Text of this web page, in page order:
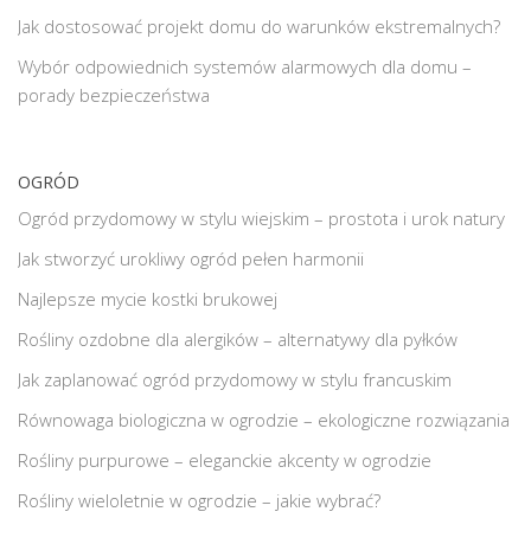
Jak dostosować projekt domu do warunków ekstremalnych?
Wybór odpowiednich systemów alarmowych dla domu –
porady bezpieczeństwa
OGRÓD
Ogród przydomowy w stylu wiejskim – prostota i urok natury
Jak stworzyć urokliwy ogród pełen harmonii
Najlepsze mycie kostki brukowej
Rośliny ozdobne dla alergików – alternatywy dla pyłków
Jak zaplanować ogród przydomowy w stylu francuskim
Równowaga biologiczna w ogrodzie – ekologiczne rozwiązania
Rośliny purpurowe – eleganckie akcenty w ogrodzie
Rośliny wieloletnie w ogrodzie – jakie wybrać?